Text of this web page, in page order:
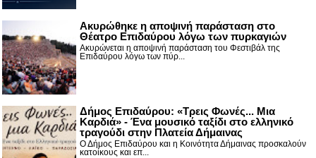
Ακυρώθηκε η αποψινή παράσταση στο
Θέατρο Επιδαύρου λόγω των πυρκαγιών
Ακυρώνεται η αποψινή παράσταση του Φεστιβάλ της
Επιδαύρου λόγω των πύρ...
Δήμος Επιδαύρου: «Τρεις Φωνές... Μια
Καρδιά» - Ένα μουσικό ταξίδι στο ελληνικό
τραγούδι στην Πλατεία Δήμαινας
Ο Δήμος Επιδαύρου και η Κοινότητα Δήμαινας προσκαλούν
κατοίκους και επ...